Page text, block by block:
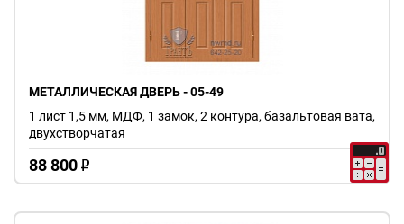
МЕТАЛЛИЧЕСКАЯ ДВЕРЬ - 05-49
88 800 o
1 лист 1,5 мм, МДФ, 1 замок, 2 контура, базальтовая вата,
двухстворчатая